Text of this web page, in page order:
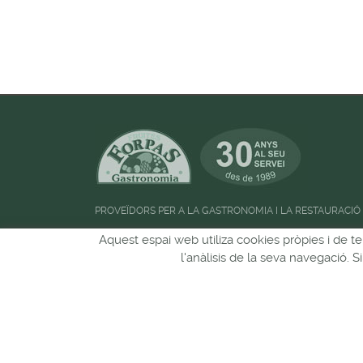
PROVEÏDORS PER A LA GASTRONOMIA I LA RESTAURACIÓ
Horari d'atenció al públic:de 09:00h a
Aquest espai web utiliza cookies pròpies i de
l'anàlisis de la seva navegació.